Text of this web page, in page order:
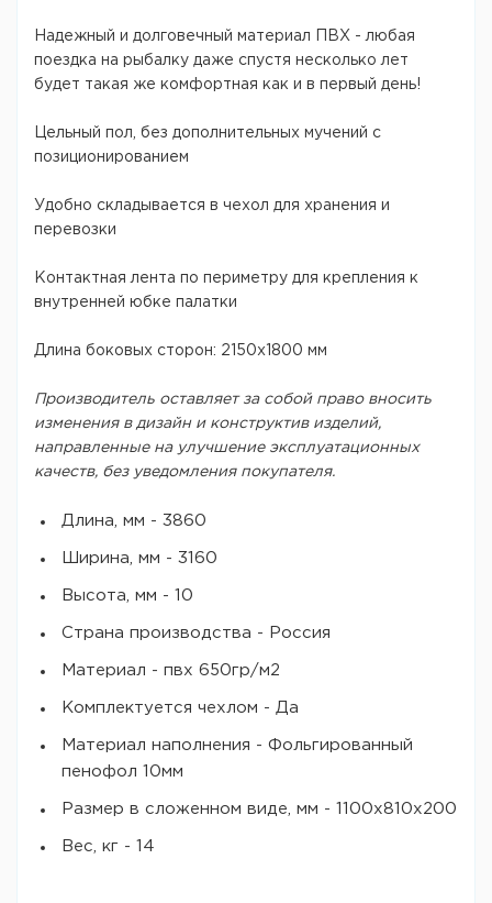
Надежный и долговечный материал ПВХ - любая
поездка на рыбалку даже спустя несколько лет
будет такая же комфортная как и в первый день!
Цельный пол, без дополнительных мучений с
позиционированием
Удобно складывается в чехол для хранения и
перевозки
Контактная лента по периметру для крепления к
внутренней юбке палатки
Длина боковых сторон: 2150х1800 мм
Производитель оставляет за собой право вносить
изменения в дизайн и конструктив изделий,
направленные на улучшение эксплуатационных
качеств, без уведомления покупателя.
Длина, мм - 3860
Ширина, мм - 3160
Высота, мм - 10
Страна производства - Россия
Материал - пвх 650гр/м2
Комплектуется чехлом - Да
Материал наполнения - Фольгированный
пенофол 10мм
Размер в сложенном виде, мм - 1100х810х200
Вес, кг - 14